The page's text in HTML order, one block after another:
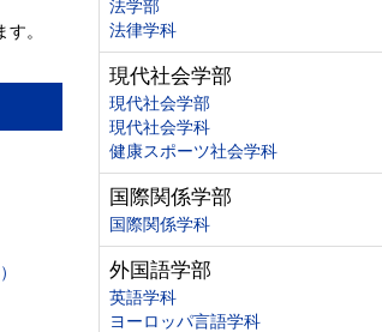
。
法学部
法律学科
現代社会学部
現代社会学部
現代社会学科
健康スポーツ社会学科
国際関係学部
国際関係学科
外国語学部
英語学科
ヨーロッパ言語学科